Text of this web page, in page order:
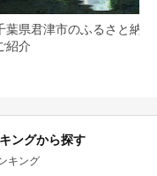
葉県君津市のふるさと納税
紹介
ングから探す
キング